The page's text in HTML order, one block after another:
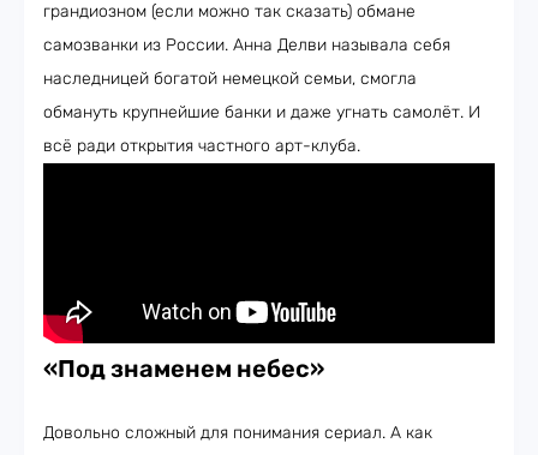
грандиозном (если можно так сказать) обмане
самозванки из России. Анна Делви называла себя
наследницей богатой немецкой семьи, смогла
обмануть крупнейшие банки и даже угнать самолёт. И
всё ради открытия частного арт-клуба.
«Под знаменем небес»
Довольно сложный для понимания сериал. А как